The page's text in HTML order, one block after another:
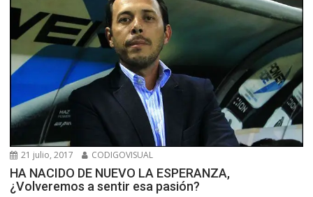
21 julio, 2017 CODIGOVISUAL
HA NACIDO DE NUEVO LA ESPERANZA,
¿Volveremos a sentir esa pasión?